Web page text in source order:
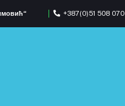
+387(0)51 508 070